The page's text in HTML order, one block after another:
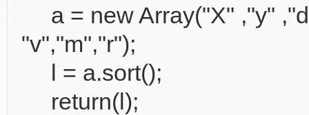
a = new Array("X" ,"y"
"v","m","r");
l = a.sort();
return(l);